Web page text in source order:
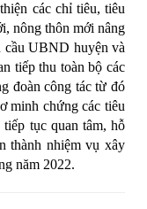
các chỉ tiêu, tiêu
nông thôn mới nâng
cầu UBND huyện và
tiếp thu toàn bộ các
đoàn công tác từ đó
minh chứng các tiêu
tục quan tâm, hỗ
thành nhiệm vụ xây
năm 2022.